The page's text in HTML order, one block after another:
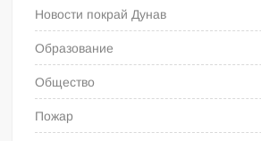
Новости покрай Дунав
Образование
Общество
Пожар